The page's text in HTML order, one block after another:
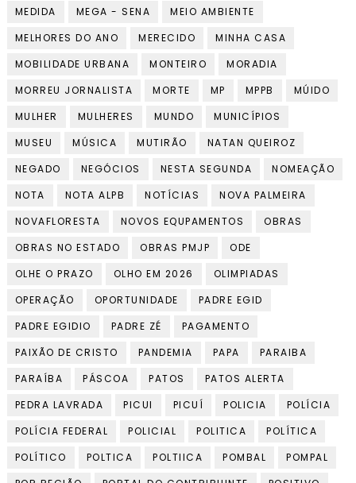
MEDIDA
MEGA - SENA
MEIO AMBIENTE
MELHORES DO ANO
MERECIDO
MINHA CASA
MOBILIDADE URBANA
MONTEIRO
MORADIA
MORREU JORNALISTA
MORTE MP MPPB
MÚIDO
MULHER
MULHERES MUNDO
MUNICÍPIOS
MUSEU
MÚSICA MUTIRÃO
NATAN QUEIROZ
NEGADO
NEGÓCIOS NESTA SEGUNDA
NOMEAÇÃO
NOTA
NOTA ALPB NOTÍCIAS
NOVA PALMEIRA
NOVAFLORESTA
NOVOS EQUPAMENTOS
OBRAS
OBRAS NO ESTADO
OBRAS PMJP
ODE
OLHE O PRAZO
OLHO EM 2026
OLIMPIADAS
OPERAÇÃO
OPORTUNIDADE
PADRE EGID
PADRE EGIDIO
PADRE ZÉ
PAGAMENTO
PAIXÃO DE CRISTO
PANDEMIA PAPA
PARAIBA
PARAÍBA
PÁSCOA PATOS
PATOS ALERTA
PEDRA LAVRADA
PICUI PICUÍ POLICIA
POLÍCIA
POLÍCIA FEDERAL
POLICIAL POLITICA
POLÍTICA
POLÍTICO
POLTICA POLTIICA POMBAL
POMPAL